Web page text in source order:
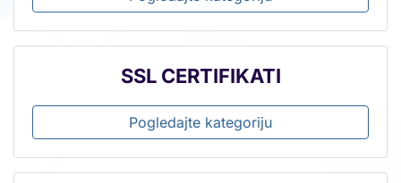
SSL CERTIFIKATI
Pogledajte kategoriju